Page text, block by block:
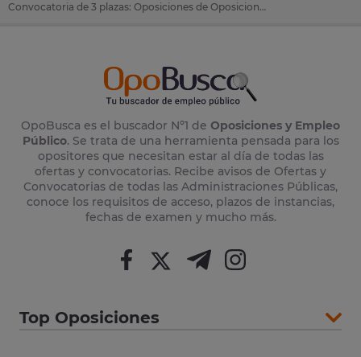
Convocatoria de 3 plazas: Oposiciones de Oposiciones Educación Infantil en Palma De Mallorca (Baleares)
OpoBusca es el buscador Nº1 de Oposiciones y Empleo
Público. Se trata de una herramienta pensada para los
opositores que necesitan estar al día de todas las
ofertas y convocatorias. Recibe avisos de Ofertas y
Convocatorias de todas las Administraciones Públicas,
conoce los requisitos de acceso, plazos de instancias,
fechas de examen y mucho más.
Top Oposiciones